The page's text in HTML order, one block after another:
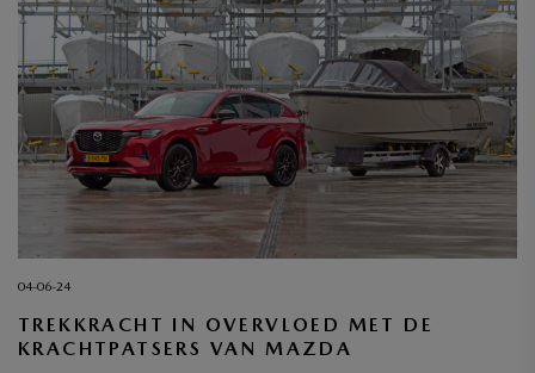
04-06-24
TREKKRACHT IN OVERVLOED MET DE
KRACHTPATSERS VAN MAZDA